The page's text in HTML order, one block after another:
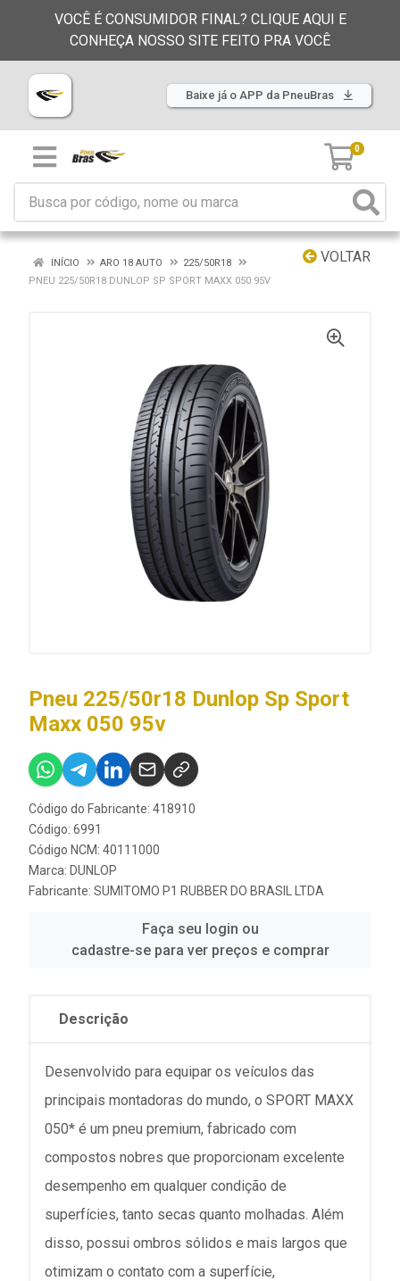
VOCÊ É CONSUMIDOR FINAL? CLIQUE AQUI E
CONHEÇA NOSSO SITE FEITO PRA VOCÊ
Baixe já o APP da PneuBras
0
VOLTAR
INÍCIO ARO 18 AUTO
225/50R18
PNEU 225/50R18 DUNLOP SP SPORT MAXX 050 95V
Pneu 225/50r18 Dunlop Sp Sport
Maxx 050 95v
Código do Fabricante: 418910
Código: 6991
Código NCM: 40111000
Marca: DUNLOP
Fabricante: SUMITOMO P1 RUBBER DO BRASIL LTDA
Faça seu login ou
cadastre-se para ver preços e comprar
Descrição
Desenvolvido para equipar os veículos das
principais montadoras do mundo, o SPORT MAXX
050* é um pneu premium, fabricado com
compostos nobres que proporcionam excelente
desempenho em qualquer condição de
superfícies, tanto secas quanto molhadas. Além
disso, possui ombros sólidos e mais largos que
otimizam o contato com a superfície,